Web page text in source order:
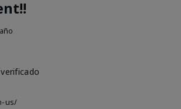
us/